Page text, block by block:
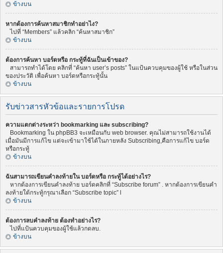
ข้างบน
หากต้องการค้นหาสมาชิกทำอย่าไง?
ไปที่ “Members” แล้วคลิก “ค้นหาสมาชิก”
ข้างบน
ต้องการค้นหา บอร์ดหรือ กระทู้ที่ฉันเป็นเข้าของ?
สามารถทำได้โดย คลิกที่ “ค้นหา user’s posts” ในแป้นควบคุมของผู้ใช้ หรือในส่วน
ของประวัติ เพื่อค้นหา บอร์ดหรือกระทู้นั้น
ข้างบน
รับข่าวสารหัวข้อและรายการโปรด
ความแตกต่างระหว่า bookmarking และ subscribing?
Bookmarking ใน phpBB3 จะเหมือนกับ web browser. คุณไม่สามารถใช้งานได้
เมื่อมันมีการแก้ไข แต่จะเข้ามาใช้ได้ในภายหลัง Subscribing,คือการแก้ไข บอร์ด
หรือกระทู้
ข้างบน
ฉันสามารถเขียนคำลงท้ายใน บอร์ดหรือ กระทู้ได้อย่างไร?
หากต้องการเขียนคำลงท้าย บอร์ดคลิกที่ “Subscribe forum” . หากต้องการเขียนคำ
ลงท้ายใต้กระทู้กรุณาเลือก “Subscribe topic” l
ข้างบน
ต้องการลบคำลงท้าย ต้องทำอย่างไร?
ไปที่แป้นควบคุมของผู้ใช้แล้วกดลบ.
ข้างบน